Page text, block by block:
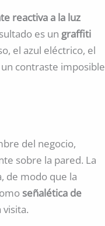
reactiva a la luz
es un graffiti
el azul eléctrico, el
contraste imposible
del negocio,
sobre la pared. La
de modo que la
señalética de